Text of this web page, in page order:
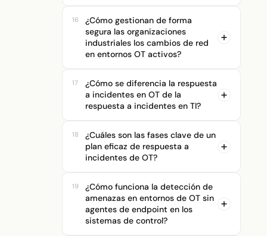
Más información →
16
¿Cómo gestionan de forma
segura las organizaciones
industriales los cambios de red
en entornos OT activos?
17
¿Cómo se diferencia la respuesta
a incidentes en OT de la
respuesta a incidentes en TI?
18
¿Cuáles son las fases clave de un
plan eficaz de respuesta a
incidentes de OT?
19
¿Cómo funciona la detección de
amenazas en entornos de OT sin
agentes de endpoint en los
sistemas de control?